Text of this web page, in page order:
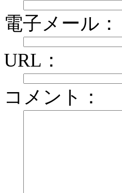
電子メール：
URL：
コメント：